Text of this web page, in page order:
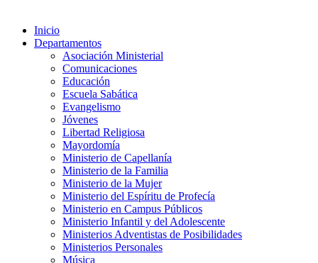
Inicio
Departamentos
Asociación Ministerial
Comunicaciones
Educación
Escuela Sabática
Evangelismo
Jóvenes
Libertad Religiosa
Mayordomía
Ministerio de Capellanía
Ministerio de la Familia
Ministerio de la Mujer
Ministerio del Espíritu de Profecía
Ministerio en Campus Públicos
Ministerio Infantil y del Adolescente
Ministerios Adventistas de Posibilidades
Ministerios Personales
Música